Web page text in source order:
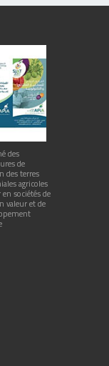
des
de
des terres
agricoles
en sociétés de
valeur et de